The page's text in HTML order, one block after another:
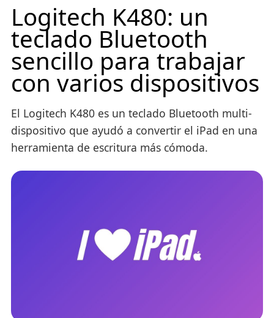
Logitech K480: un
teclado Bluetooth
sencillo para trabajar
con varios dispositivos
El Logitech K480 es un teclado Bluetooth multi-
dispositivo que ayudó a convertir el iPad en una
herramienta de escritura más cómoda.